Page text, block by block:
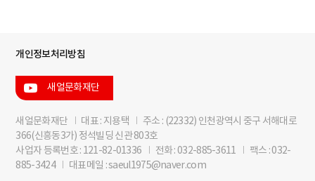
개인정보처리방침
새얼문화재단
새얼문화재단 I 대표 : 지용택 I 주소 : (22332) 인천광역시 중구 서해대로
366(신흥동3가) 정석빌딩 신관 803호
사업자 등록번호 : 121-82-01336
I 전화 : 032-885-3611 I 팩스 : 032-
885-3424 I 대표메일 : saeul1975@naver.com